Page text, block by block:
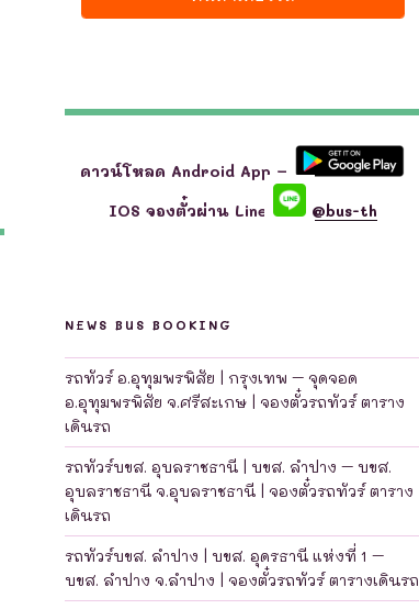
ดาวน์โหลด Android App –
IOS จองตั๋วผ่าน Line
@bus-th
NEWS BUS BOOKING
รถทัวร์ อ.อุทุมพรพิสัย | กรุงเทพ – จุดจอด
อ.อุทุมพรพิสัย จ.ศรีสะเกษ | จองตั๋วรถทัวร์ ตาราง
เดินรถ
รถทัวร์บขส. อุบลราชธานี | บขส. ลำปาง – บขส.
อุบลราชธานี จ.อุบลราชธานี | จองตั๋วรถทัวร์ ตาราง
เดินรถ
รถทัวร์บขส. ลำปาง | บขส. อุดรธานี แห่งที่ 1 –
บขส. ลำปาง จ.ลำปาง | จองตั๋วรถทัวร์ ตารางเดินรถ